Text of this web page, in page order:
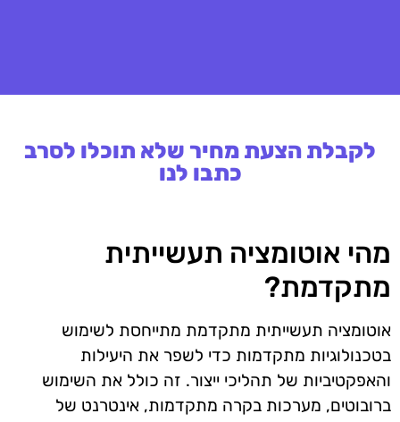
לקבלת הצעת מחיר שלא תוכלו לסרב
כתבו לנו
מהי אוטומציה תעשייתית
מתקדמת?
אוטומציה תעשייתית מתקדמת מתייחסת לשימוש
בטכנולוגיות מתקדמות כדי לשפר את היעילות
והאפקטיביות של תהליכי ייצור. זה כולל את השימוש
ברובוטים, מערכות בקרה מתקדמות, אינטרנט של